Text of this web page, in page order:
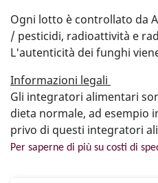
Ogni lotto è controllato da
/ pesticidi, radioattività e
L'autenticità dei funghi
Informazioni legali
Gli integratori alimentari
dieta normale, ad esempio
privo di questi integratori
Per saperne di più su costi di